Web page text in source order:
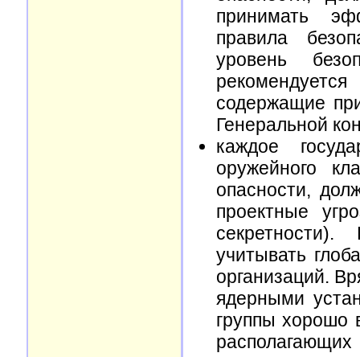
принимать
правила
уровень
содержащие
Генеральной
каждое
оружейного
опасности,
проектные
учитывать
организаций.
ядерными
группы хорошо